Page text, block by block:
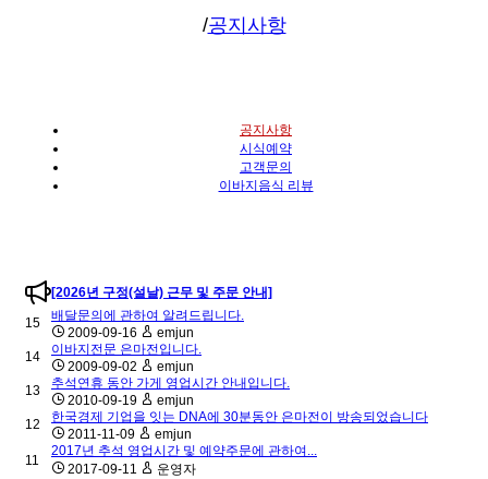
/공지사항
공지사항
시식예약
고객문의
이바지음식 리뷰
[2026년 구정(설날) 근무 및 주문 안내]
15
배달문의에 관하여 알려드립니다.
2009-09-16
emjun
14
이바지전문 은마전입니다.
2009-09-02
emjun
13
추석연휴 동안 가게 영업시간 안내입니다.
2010-09-19
emjun
12
한국경제 기업을 잇는 DNA에 30분동안 은마전이 방송되었습니다
2011-11-09
emjun
11
2017년 추석 영업시간 및 예약주문에 관하여...
2017-09-11
운영자